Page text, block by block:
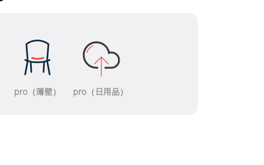
pro（薄壁） pro（日用品）